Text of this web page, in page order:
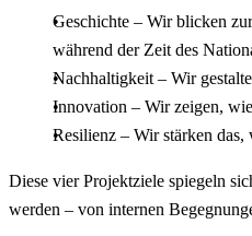
Geschichte – Wir blicken
während der Zeit des
Nachhaltigkeit – Wir
Innovation – Wir zeigen,
Resilienz – Wir stärken das,
Diese vier Projektziele spiegeln
werden – von internen